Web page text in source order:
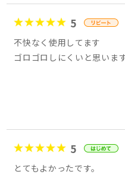
5
不快なく使用してます
ゴロゴロしにくいと思います
5
とてもよかったです。